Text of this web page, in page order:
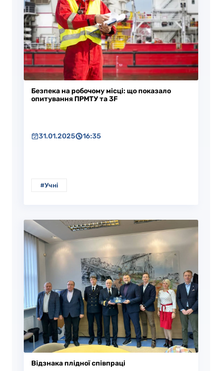
Безпека на робочому місці: що показало
опитування ПРМТУ та 3F
31.01.2025 16:35
#Учні
Відзнака плідної співпраці